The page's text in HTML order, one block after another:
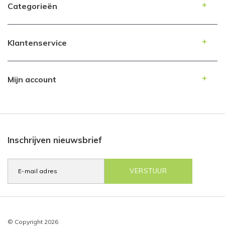
Categorieën
Klantenservice
Mijn account
Inschrijven nieuwsbrief
VERSTUUR
© Copyright 2026